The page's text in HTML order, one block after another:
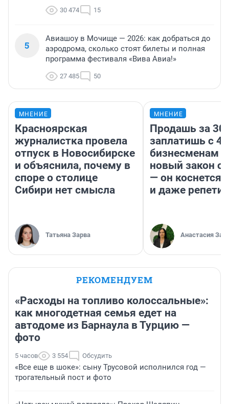
30 474 15
5
Авиашоу в Мочище — 2026: как добраться до
аэродрома, сколько стоят билеты и полная
программа фестиваля «Вива Авиа!»
27 485 50
МНЕНИЕ
Красноярская
журналистка провела
отпуск в Новосибирске
и объяснила, почему в
споре о столице
Сибири нет смысла
Татьяна Зарва
МНЕНИЕ
Продашь за
заплатишь с
бизнесменам
новый закон о
— он коснется
и даже
Анастасия
РЕКОМЕНДУЕМ
«Расходы на топливо колоссальные»:
как многодетная семья едет на
автодоме из Барнаула в Турцию —
фото
5 часов 3 554 Обсудить
«Все еще в шоке»: сыну Трусовой исполнился год —
трогательный пост и фото